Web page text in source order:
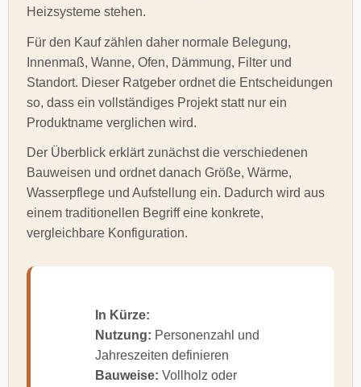
Heizsysteme stehen.
Für den Kauf zählen daher normale Belegung,
Innenmaß, Wanne, Ofen, Dämmung, Filter und
Standort. Dieser Ratgeber ordnet die Entscheidungen
so, dass ein vollständiges Projekt statt nur ein
Produktname verglichen wird.
Der Überblick erklärt zunächst die verschiedenen
Bauweisen und ordnet danach Größe, Wärme,
Wasserpflege und Aufstellung ein. Dadurch wird aus
einem traditionellen Begriff eine konkrete,
vergleichbare Konfiguration.
In Kürze:
Nutzung: Personenzahl und
Jahreszeiten definieren
Bauweise: Vollholz oder